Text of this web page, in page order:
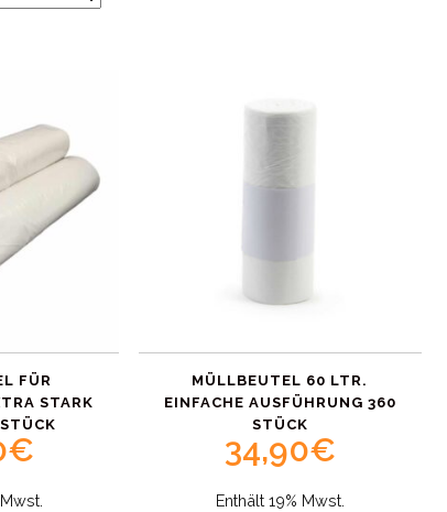
FÜR
STARK
€
MÜLLBEUTEL 60 LTR.
EINFACHE AUSFÜHRUNG 360
STÜCK
34,90€
Enthält 19% Mwst.